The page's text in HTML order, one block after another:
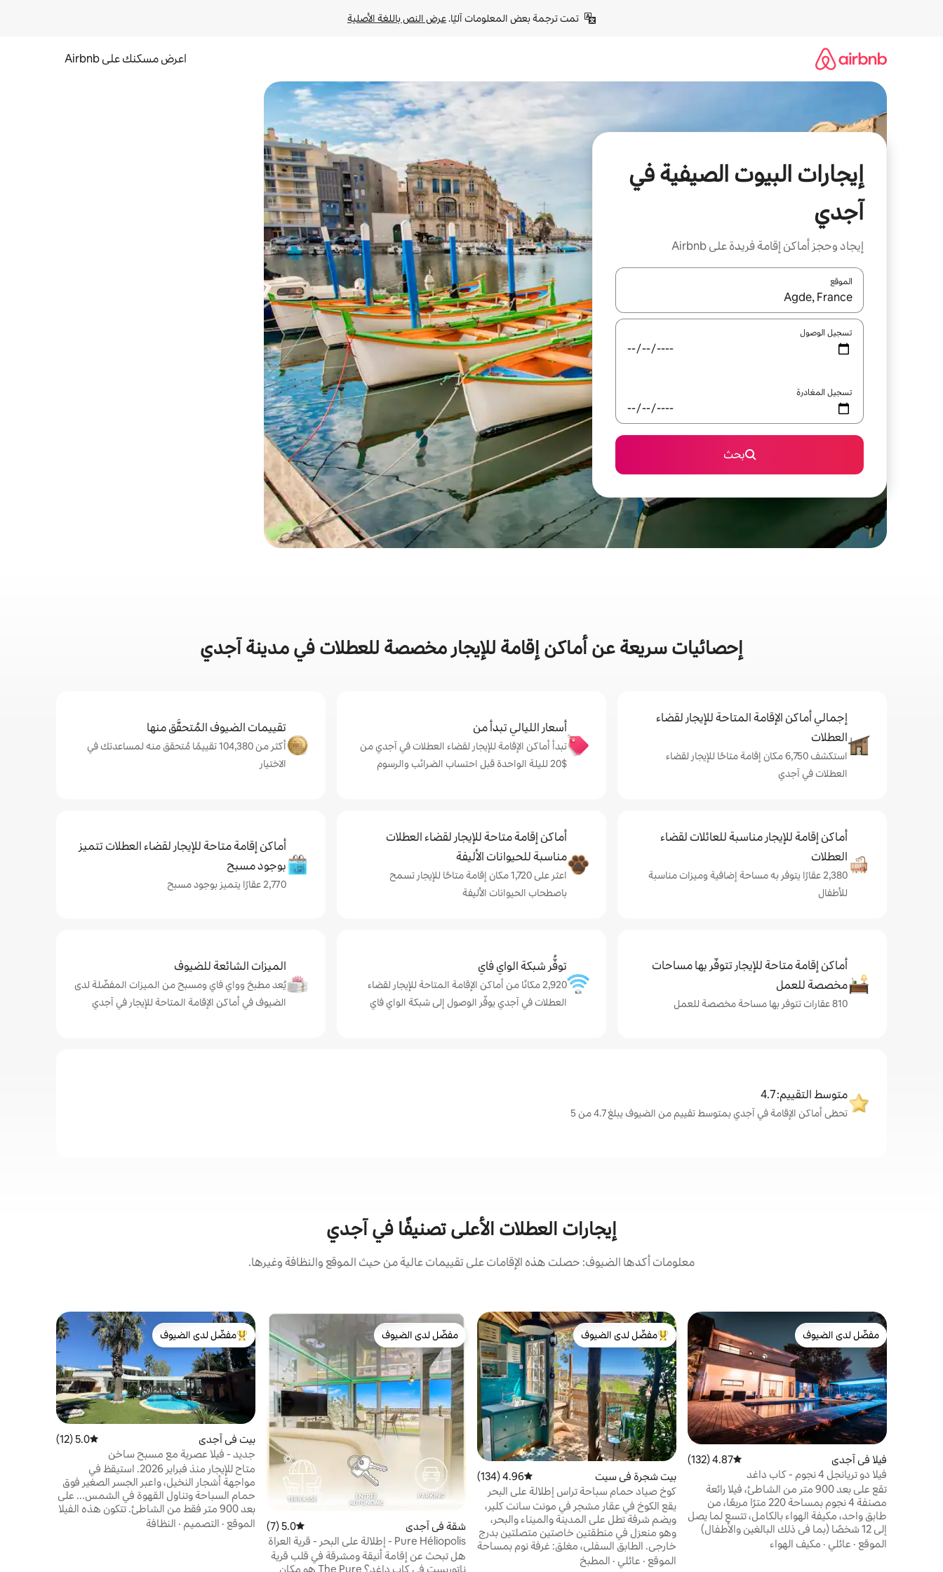
تمت ترجمة بعض المعلومات آليًا. عرض النص باللغة الأصلية
اعرض مسكنك على Airbnb
إيجارات البيوت الصيفية في
آجدي
إيجاد وحجز أماكن إقامة فريدة على Airbnb
الموقع
عند توفر النتائج، انتقل باستخدام السهمين لأعلى ولأسفل أو استكشف عن طريق اللمس أو السحب.
تسجيل الوصول
تسجيل المغادرة
بحث
إحصائيات سريعة عن أماكن إقامة للإيجار مخصصة للعطلات في مدينة آجدي
إجمالي أماكن الإقامة المتاحة للإيجار لقضاء
العطلات
استكشف 6,750 مكان إقامة متاحًا للإيجار لقضاء
العطلات في آجدي
أسعار الليالي تبدأ من
تبدأ أماكن الإقامة للإيجار لقضاء العطلات في آجدي من
$‏20 لليلة الواحدة قبل احتساب الضرائب والرسوم
تقييمات الضيوف المُتحقَّق منها
أكثر من 104,380 تقييمًا مُتحقق منه لمساعدتك في
الاختيار
أماكن إقامة للإيجار مناسبة للعائلات لقضاء
العطلات
2,380 عقارًا يتوفر به مساحة إضافية وميزات مناسبة
للأطفال
أماكن إقامة متاحة للإيجار لقضاء العطلات
مناسبة للحيوانات الأليفة
اعثر على 1,720 مكان إقامة متاحًا للإيجار تسمح
باصطحاب الحيوانات الأليفة
أماكن إقامة متاحة للإيجار لقضاء العطلات تتميز
بوجود مسبح
2,770 عقارًا يتميز بوجود مسبح
أماكن إقامة متاحة للإيجار تتوفّر بها مساحات
مخصصة للعمل
810 عقارات تتوفر بها مساحة مخصصة للعمل
توفُّر شبكة الواي فاي
2,920 مكانًا من أماكن الإقامة المتاحة للإيجار لقضاء
العطلات في آجدي يوفّر الوصول إلى شبكة الواي فاي
الميزات الشائعة للضيوف
يُعد مطبخ وواي فاي ومسبح من الميزات المفضّلة لدى
الضيوف في أماكن الإقامة المتاحة للإيجار في آجدي
متوسط التقييم: 4.7
تحظى أماكن الإقامة في آجدي بمتوسط تقييم من الضيوف يبلغ 4.7 من 5
إيجارات العطلات الأعلى تصنيفًا في آجدي
معلومات أكدها الضيوف: حصلت هذه الإقامات على تقييمات عالية من حيث الموقع والنظافة وغيرها.
مفضّل لدى الضيوف
مفضّل لدى الضيوف
فيلا في آجدي متوسط التقييم 4.87 من 5، 132 مراجعات
4.87 (132)
فيلا دو تريانجل 4 نجوم - كاب داغد
تقع على بعد 900 متر من الشاطئ، فيلا رائعة
مصنفة 4 نجوم بمساحة 220 مترًا مربعًا، من
طابق واحد، مكيفة الهواء بالكامل، تتسع لما يصل
إلى 12 شخصًا (بما في ذلك البالغين والأطفال)
تتكون من 6 غرف نوم بما في ذلك جناح رئيسي /
الموقع · عائلي · مكيف الهواء
من أبرز البيوت المفضّلة لدى الضيوف
مفضّل لدى الضيوف
بيت شجرة في سيت متوسط التقييم 4.96 من 5، 134 مراجعات
4.96 (134)
كوخ صياد حمام سباحة تراس إطلالة على البحر
المدينة
يقع الكوخ في عقار مشجر في مونت سانت كلير،
ويضم شرفة تطل على المدينة والميناء والبحر،
وهو منعزل في منطقتين خاصتين متصلتين بدرج
خارجي. الطابق السفلي، مغلق: غرفة نوم بمساحة
الموقع · عائلي · المطبخ
مفضّل لدى الضيوف
مفضّل لدى الضيوف
شقة في آجدي متوسط التقييم 5.0 من 5، 7 مراجعات
5.0 (7)
Pure Héliopolis - إطلالة على البحر - قرية العراة
هل تبحث عن إقامة أنيقة ومشرقة في قلب قرية
ناتوريست في كاب داغد؟ The Pure هو مكان
من أبرز البيوت المفضّلة لدى الضيوف
مفضّل لدى الضيوف
بيت في آجدي متوسط التقييم 5.0 من 5، 12 مراجعات
5.0 (12)
جديد - فيلا عصرية مع مسبح ساخن
متاح للإيجار منذ فبراير 2026. استيقظ في
مواجهة أشجار النخيل، واعبر الجسر الصغير فوق
حمام السباحة وتناول القهوة في الشمس... على
بعد 900 متر فقط من الشاطئ. تتكون هذه الفيلا
لا يوجد جيران لها من مساحات معيشة كبيرة،
الموقع · التصميم · النظافة